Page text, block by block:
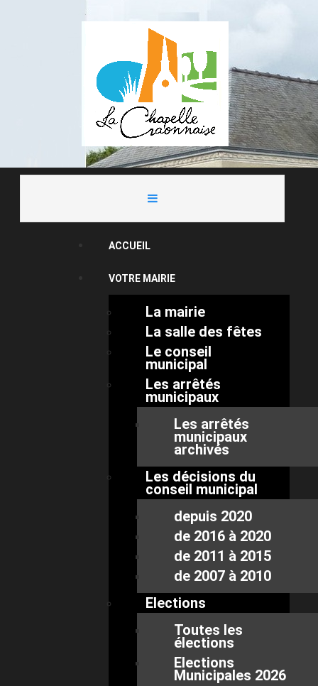
ACCUEIL
VOTRE MAIRIE
La mairie
La salle des fêtes
Le conseil
municipal
Les arrêtés
municipaux
Les arrêtés
municipaux
archivés
Les décisions du
conseil municipal
depuis 2020
de 2016 à 2020
de 2011 à 2015
de 2007 à 2010
Elections
Toutes les
élections
Elections
Municipales 2026